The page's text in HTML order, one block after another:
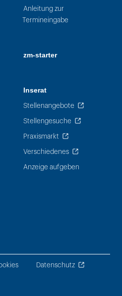
Anleitung zur
Termineingabe
zm-starter
Inserat
Stellenangebote
Stellengesuche
Praxismarkt
Verschiedenes
Anzeige aufgeben
Datenschutz